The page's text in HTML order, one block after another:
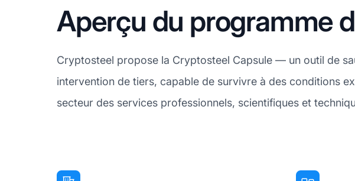
Aperçu du programme
Cryptosteel propose la Cryptosteel Capsule — un outil de
intervention de tiers, capable de survivre à des conditions
secteur des services professionnels, scientifiques et